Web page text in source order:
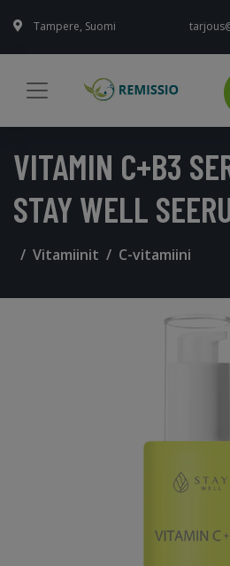
Tampere, Suomi
VITAMIN C+B3
STAY WELL
Vitamiinit C-vitamiini